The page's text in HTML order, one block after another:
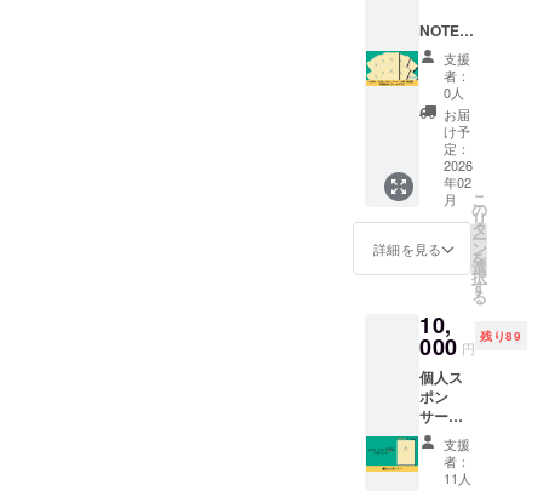
れてお
りませ
ん。
での宿
泊交通
費は含
まれて
おりま
せん。
ページ
予定 1
冊あた
り4,300
円の上
乗せ支
援で、
冊数を
増やせ
ます！
4,300円
上乗せ
上乗せ
＝7冊お
届け
12,900
円上乗
せ＝8冊
お届け
※送料・
税込み
NOTE（
ハッパ
ノー
ト）10
冊（完
成版）
助産院
さんな
どにオ
ススメ
‐HAPP
A
NOTE（
ハッパ
ト）
✕10
‐A5サイ
ズ ‐ハー
ドカ
バー ‐80
ページ
予定 ※
送料・
支援
者：
0人
お届
け予
定：
2026
年02
月
詳細を見る
こ
の
リ
タ
ー
ン
を
選
択
す
る
10,
000 円
残り89
個人ス
ポン
サー
HAPPA
NOTE（
支援
者：
11人